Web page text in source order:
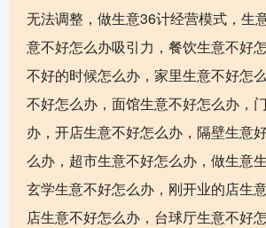
无法调整，做生意36计经营模式，生
意不好怎么办吸引力，餐饮生意不好
不好的时候怎么办，家里生意不好怎
不好怎么办，面馆生意不好怎么办，
办，开店生意不好怎么办，隔壁生意
么办，超市生意不好怎么办，做生意
玄学生意不好怎么办，刚开业的店生
店生意不好怎么办，台球厅生意不好